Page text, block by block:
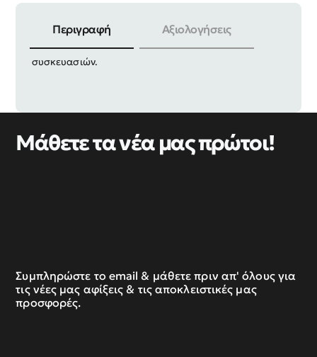
Περιγραφή Αξιολογήσεις
Aυτοδιάτρητη βίδα γαλβανιζέ, σε πακέτο 12
συσκευασιών.
Μάθετε τα νέα μας πρώτοι!
Συμπληρώστε το email & μάθετε πριν απ' όλους για
τις νέες μας αφίξεις & τις αποκλειστικές μας
προσφορές.